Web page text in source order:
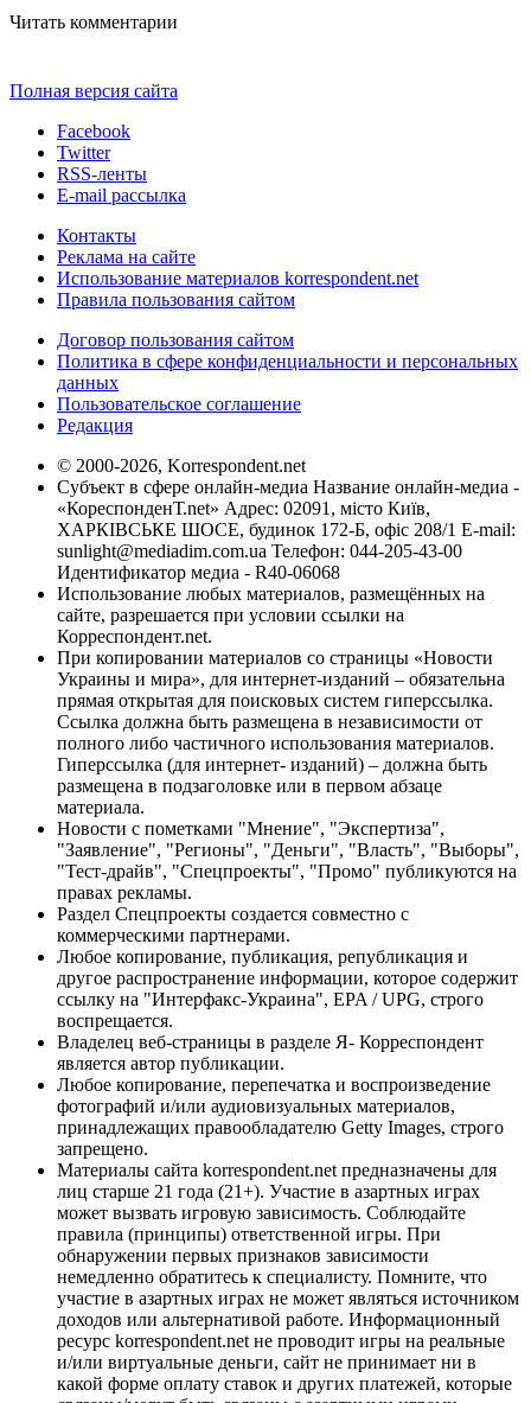
Читать комментарии
Полная версия сайта
Facebook
Twitter
RSS-ленты
E-mail рассылка
Контакты
Реклама на сайте
Использование материалов korrespondent.net
Правила пользования сайтом
Договор пользования сайтом
Политика в сфере конфиденциальности и персональных
данных
Пользовательское соглашение
Редакция
© 2000-2026, Korrespondent.net
Субъект в сфере онлайн-медиа Название онлайн-медиа -
«КореспонденТ.net» Адрес: 02091, місто Київ,
ХАРКІВСЬКЕ ШОСЕ, будинок 172-Б, офіс 208/1 E-mail:
sunlight@mediadim.com.ua Телефон: 044-205-43-00
Идентификатор медиа - R40-06068
Использование любых материалов, размещённых на
сайте, разрешается при условии ссылки на
Корреспондент.net.
При копировании материалов со страницы «Новости
Украины и мира», для интернет-изданий – обязательна
прямая открытая для поисковых систем гиперссылка.
Ссылка должна быть размещена в независимости от
полного либо частичного использования материалов.
Гиперссылка (для интернет- изданий) – должна быть
размещена в подзаголовке или в первом абзаце
материала.
Новости с пометками "Мнение", "Экспертиза",
"Заявление", "Регионы", "Деньги", "Власть", "Выборы",
"Тест-драйв", "Спецпроекты", "Промо" публикуются на
правах рекламы.
Раздел Спецпроекты создается совместно с
коммерческими партнерами.
Любое копирование, публикация, републикация и
другое распространение информации, которое содержит
ссылку на "Интерфакс-Украина", EPA / UPG, строго
воспрещается.
Владелец веб-страницы в разделе Я- Корреспондент
является автор публикации.
Любое копирование, перепечатка и воспроизведение
фотографий и/или аудиовизуальных материалов,
принадлежащих правообладателю Getty Images, строго
запрещено.
Материалы сайта korrespondent.net предназначены для
лиц старше 21 года (21+). Участие в азартных играх
может вызвать игровую зависимость. Соблюдайте
правила (принципы) ответственной игры. При
обнаружении первых признаков зависимости
немедленно обратитесь к специалисту. Помните, что
участие в азартных играх не может являться источником
доходов или альтернативой работе. Информационный
ресурс korrespondent.net не проводит игры на реальные
и/или виртуальные деньги, сайт не принимает ни в
какой форме оплату ставок и других платежей, которые